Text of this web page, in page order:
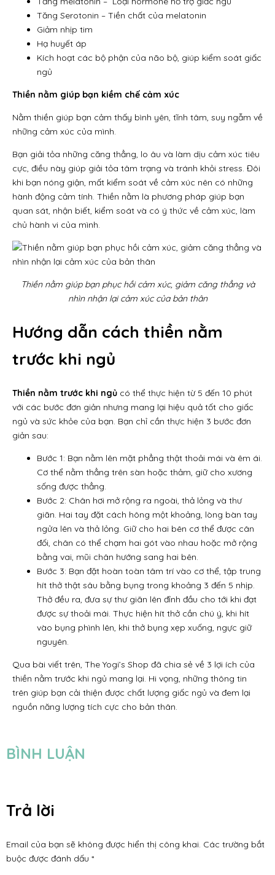
Tăng Serotonin – Tiền chất của melatonin
Giảm nhịp tim
Hạ huyết áp
Kích hoạt các bộ phận của não bộ, giúp kiểm soát giấc
ngủ
Thiền nằm giúp bạn kiềm chế cảm xúc
Nằm thiền giúp bạn cảm thấy bình yên, tĩnh tâm, suy ngẫm về
những cảm xúc của mình.
Bạn giải tỏa những căng thẳng, lo âu và làm dịu cảm xúc tiêu
cực, điều này giúp giải tỏa tâm trạng và tránh khỏi stress. Đôi
khi bạn nóng giận, mất kiểm soát về cảm xúc nên có những
hành động cảm tính. Thiền nằm là phương pháp giúp bạn
quan sát, nhận biết, kiểm soát và có ý thức về cảm xúc, làm
chủ hành vi của mình.
Thiền nằm giúp bạn phục hồi cảm xúc, giảm căng thẳng và
nhìn nhận lại cảm xúc của bản thân
Hướng dẫn cách thiền nằm
trước khi ngủ
Thiền nằm trước khi ngủ có thể thực hiện từ 5 đến 10 phút
với các bước đơn giản nhưng mang lại hiệu quả tốt cho giấc
ngủ và sức khỏe của bạn. Bạn chỉ cần thực hiện 3 bước đơn
giản sau:
Bước 1: Bạn nằm lên mặt phẳng thật thoải mái và êm ái.
Cơ thể nằm thẳng trên sàn hoặc thảm, giữ cho xương
sống được thẳng.
Bước 2: Chân hơi mở rộng ra ngoài, thả lỏng và thư
giãn. Hai tay đặt cách hông một khoảng, lòng bàn tay
ngửa lên và thả lỏng. Giữ cho hai bên cơ thể được cân
đối, chân có thể chạm hai gót vào nhau hoặc mở rộng
bằng vai, mũi chân hướng sang hai bên.
Bước 3: Bạn đặt hoàn toàn tâm trí vào cơ thể, tập trung
hít thở thật sâu bằng bụng trong khoảng 3 đến 5 nhịp.
Thở đều ra, đưa sự thư giãn lên đỉnh đầu cho tới khi đạt
được sự thoải mái. Thực hiện hít thở cần chú ý, khi hít
vào bụng phình lên, khi thở bụng xẹp xuống, ngực giữ
nguyên.
Qua bài viết trên, The Yogi’s Shop đã chia sẻ về 3 lợi ích của
thiền nằm trước khi ngủ mang lại. Hi vọng, những thông tin
trên giúp bạn cải thiện được chất lượng giấc ngủ và đem lại
nguồn năng lượng tích cực cho bản thân.
BÌNH LUẬN
Trả lời
Email của bạn sẽ không được hiển thị công khai. Các trường bắt
buộc được đánh dấu *